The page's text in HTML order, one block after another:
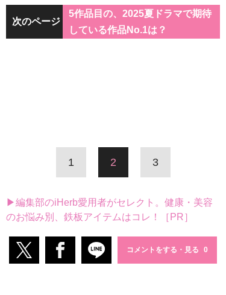
次のページ
5作品目の、2025夏ドラマで期待
している作品No.1は？
1 2 3
▶編集部のiHerb愛用者がセレクト。健康・美容
のお悩み別、鉄板アイテムはコレ！［PR］
コメントをする・見る